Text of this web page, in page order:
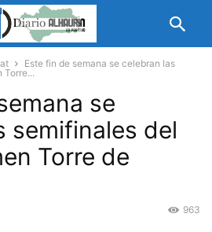
Este fin de semana se celebran las
Torre...
se
semifinales del
Torre de
963